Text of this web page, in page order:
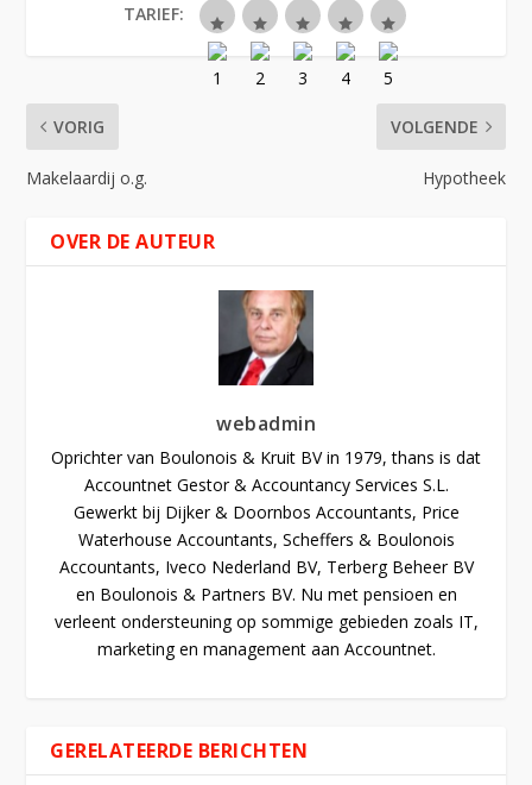
TARIEF:
VORIG
Makelaardij o.g.
VOLGENDE
Hypotheek
OVER DE AUTEUR
webadmin
Oprichter van Boulonois & Kruit BV in 1979, thans is dat
Accountnet Gestor & Accountancy Services S.L.
Gewerkt bij Dijker & Doornbos Accountants, Price
Waterhouse Accountants, Scheffers & Boulonois
Accountants, Iveco Nederland BV, Terberg Beheer BV
en Boulonois & Partners BV. Nu met pensioen en
verleent ondersteuning op sommige gebieden zoals IT,
marketing en management aan Accountnet.
GERELATEERDE BERICHTEN